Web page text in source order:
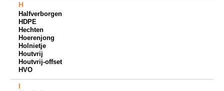
H
Halfverborgen
HDPE
Hechten
Hoerenjong
Holnietje
Houtvrij
Houtvrij-offset
HVO
I